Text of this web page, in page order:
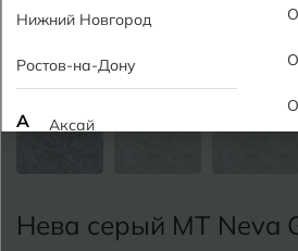
Нева серый MT Neva
Нижний Новгород
Ростов-на-Дону
А Аксай
Алушта